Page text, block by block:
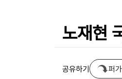
노재현
공유하기 퍼